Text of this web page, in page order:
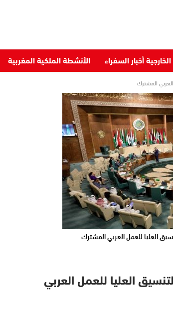
الخارجية أخبار السفراء الأنشطة الملكية المغربية
الدورة العادية ال56 للجنة التنسيق العليا للعمل العربي